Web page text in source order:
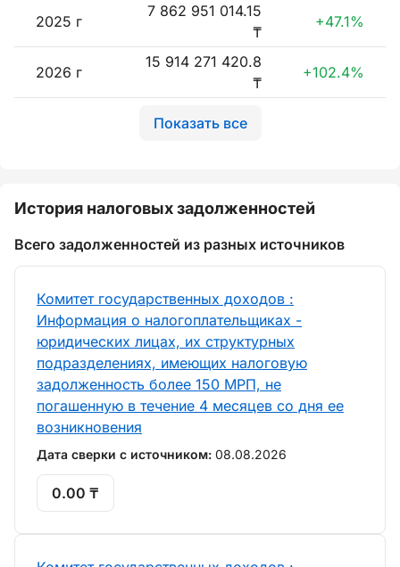
2025 г
7 862 951 014.15
₸
+47.1%
2026 г
15 914 271 420.8
₸
+102.4%
Показать все
История налоговых задолженностей
Всего задолженностей из разных источников
Комитет государственных доходов :
Информация о налогоплательщиках -
юридических лицах, их структурных
подразделениях, имеющих налоговую
задолженность более 150 МРП, не
погашенную в течение 4 месяцев со дня ее
возникновения
Дата сверки с источником: 08.08.2026
0.00 ₸